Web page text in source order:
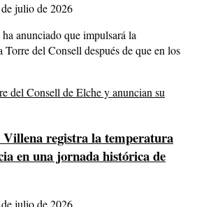
julio de 2026
anunciado que impulsará la
del Consell después de que en los
Villena registra la temperatura
en una jornada histórica de
julio de 2026